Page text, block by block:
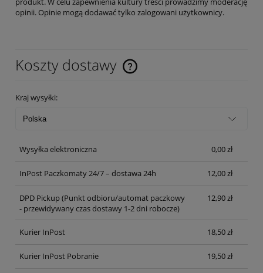
opinii. Opinie mogą dodawać tylko zalogowani użytkownicy.
Koszty dostawy
Cena nie zawiera ewentualnych kosztów płatności
Kraj wysyłki:
Wysyłka elektroniczna 0,00 zł
InPost Paczkomaty 24/7 – dostawa 24h 12,00 zł
DPD Pickup(Punkt odbioru/automat paczkowy
- przewidywany czas dostawy 1-2 dni robocze)
12,90 zł
Kurier InPost 18,50 zł
Kurier InPost Pobranie 19,50 zł